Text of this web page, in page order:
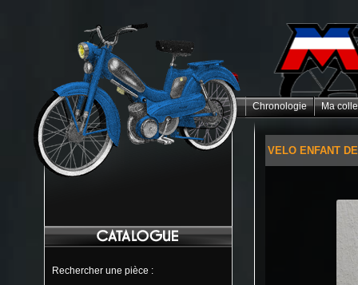
Rechercher une pièce :
Chronologie Ma
VELO ENFANT